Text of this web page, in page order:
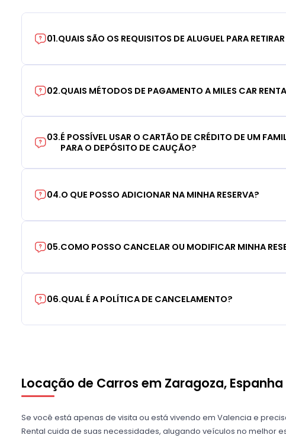
01.QUAIS SÃO OS REQUISITOS DE ALUGUEL PARA
02.QUAIS MÉTODOS DE PAGAMENTO A MILES CAR
03.É POSSÍVEL USAR O CARTÃO DE CRÉDITO DE UM
PARA O DEPÓSITO DE CAUÇÃO?
04.O QUE POSSO ADICIONAR NA MINHA RESERVA?
05.COMO POSSO CANCELAR OU MODIFICAR MINHA
06.QUAL É A POLÍTICA DE CANCELAMENTO?
Locação de Carros em Zaragoza, Espanha
Se você está apenas de visita ou está vivendo em Valencia e
Rental cuida de suas necessidades, alugando veículos no melhor